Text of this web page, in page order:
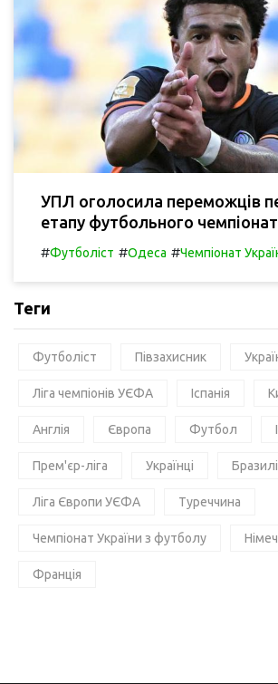
УПЛ оголосила переможців
етапу футбольного
#Футболіст #Одеса #Чемпіонат
Теги
Футболіст Півзахисник
Ліга чемпіонів УЄФА Іспанія
Англія Європа Футбол
Прем'єр-ліга Українці
Ліга Європи УЄФА Туреччина
Чемпіонат України з футболу
Франція